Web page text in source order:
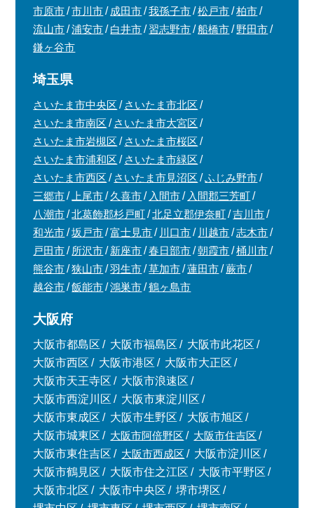
市原市 市川市 成田市 我孫子市 松戸市
柏市
流山市
浦安市 白井市 習志野市 船橋市
野田市
鎌ヶ谷市
埼玉県
さいたま市中央区
さいたま市北区
さいたま市南区
さいたま市大宮区
さいたま市岩槻区
さいたま市桜区
さいたま市浦和区
さいたま市緑区
さいたま市西区
さいたま市見沼区
ふじみ野市
三郷市
上尾市 久喜市 入間市
入間郡三芳町
八潮市
北葛飾郡杉戸町 北足立郡伊奈町
吉川市
和光市
坂戸市 富士見市 川口市 川越市
志木市
戸田市
所沢市 新座市 春日部市 朝霞市
桶川市
熊谷市
狭山市 羽生市 草加市 蓮田市
蕨市
越谷市
飯能市 鴻巣市 鶴ヶ島市
大阪府
大阪市都島区 大阪市福島区
大阪市此花区
大阪市西区
大阪市港区
大阪市大正区
大阪市天王寺区
大阪市浪速区
大阪市西淀川区
大阪市東淀川区
大阪市東成区
大阪市生野区
大阪市旭区
大阪市城東区
大阪市阿倍野区
大阪市住吉区
大阪市東住吉区
大阪市西成区
大阪市淀川区
大阪市鶴見区
大阪市住之江区
大阪市平野区
大阪市北区
大阪市中央区
堺市堺区